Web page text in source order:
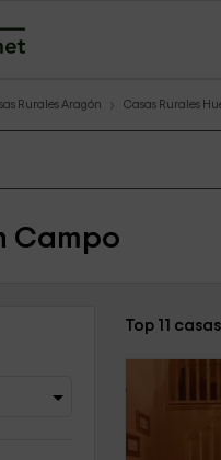
Rurales Aragón Casas Rurales
Campo
Top 11